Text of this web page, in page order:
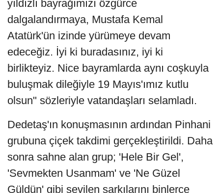
yıldızlı bayrağımızı özgürce
dalgalandırmaya, Mustafa Kemal
Atatürk'ün izinde yürümeye devam
edeceğiz. İyi ki buradasınız, iyi ki
birlikteyiz. Nice bayramlarda aynı coşkuyla
buluşmak dileğiyle 19 Mayıs'ımız kutlu
olsun" sözleriyle vatandaşları selamladı.
Dedetaş'ın konuşmasının ardından Pinhani
grubuna çiçek takdimi gerçekleştirildi. Daha
sonra sahne alan grup; 'Hele Bir Gel',
'Sevmekten Usanmam' ve 'Ne Güzel
Güldün' gibi sevilen şarkılarını binlerce